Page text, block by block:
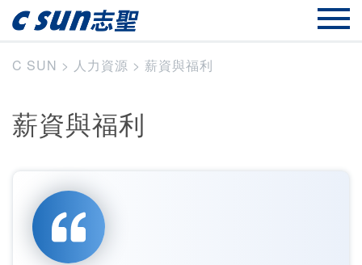
C SUN > 人力資源 > 薪資與福利
薪資與福利